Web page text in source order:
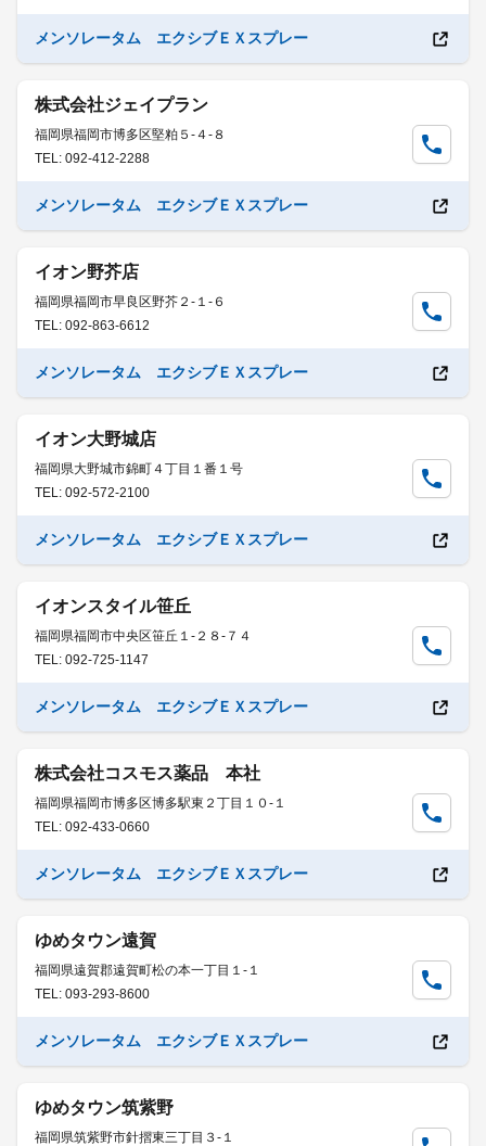
メンソレータム エクシブＥＸスプレー
株式会社ジェイプラン
福岡県福岡市博多区堅粕５-４-８
TEL: 092-412-2288
メンソレータム エクシブＥＸスプレー
イオン野芥店
福岡県福岡市早良区野芥２-１-６
TEL: 092-863-6612
メンソレータム エクシブＥＸスプレー
イオン大野城店
福岡県大野城市錦町４丁目１番１号
TEL: 092-572-2100
メンソレータム エクシブＥＸスプレー
イオンスタイル笹丘
福岡県福岡市中央区笹丘１-２８-７４
TEL: 092-725-1147
メンソレータム エクシブＥＸスプレー
株式会社コスモス薬品 本社
福岡県福岡市博多区博多駅東２丁目１０-１
TEL: 092-433-0660
メンソレータム エクシブＥＸスプレー
ゆめタウン遠賀
福岡県遠賀郡遠賀町松の本一丁目１-１
TEL: 093-293-8600
メンソレータム エクシブＥＸスプレー
ゆめタウン筑紫野
福岡県筑紫野市針摺東三丁目３-１